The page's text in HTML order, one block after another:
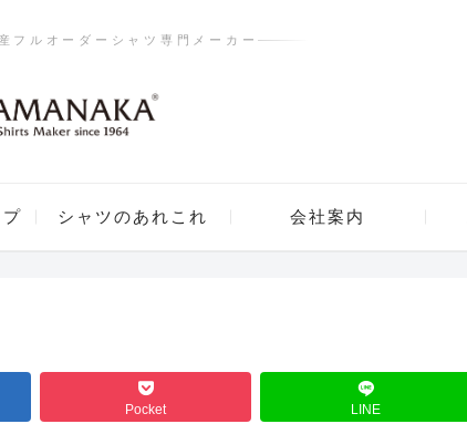
フルオーダーシャツ専門メーカー
シャツのあれこれ 会社案内
Pocket LINE